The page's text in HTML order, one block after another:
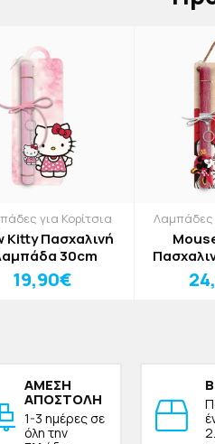
για Κορίτσια
Kitty Πασχαλινή
30cm
19,90€
Λαμπάδες
ΑΜΕΣΗ
ΑΠΟΣΤΟΛΗ
1-3 ημέρες σε
όλη την